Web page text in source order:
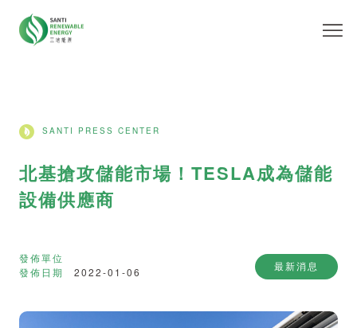
SANTI PRESS CENTER
北基搶攻儲能市場！TESLA成為儲能
設備供應商
發佈單位
發佈日期
2022-01-06 最新消息